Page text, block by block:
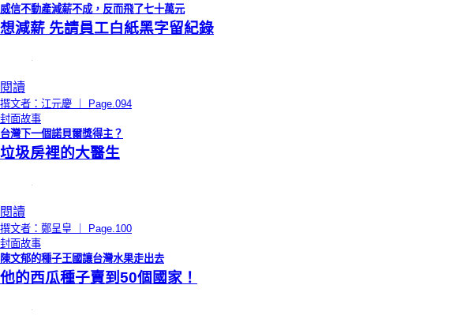
威信不動產減薪不成，反而飛了七十萬元
想減薪 先請員工白紙黑字留紀錄
閱讀
撰文者：江元慶 ｜ Page.094
封面故事
台灣下一個諾貝爾獎得主？
垃圾房裡的大醫生
閱讀
撰文者：鄭呈皇 ｜ Page.100
封面故事
陳文郁的種子王國讓台灣水果走出去
他的西瓜種子賣到50個國家！